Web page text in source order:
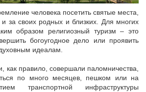
человека посетить святые места,
за своих родных и близких. Для многих
образом религиозный туризм – это
богоугодное дело или проявить
идеалам.
как правило, совершали паломничества,
по много месяцев, пешком или на
транспортной инфраструктуры